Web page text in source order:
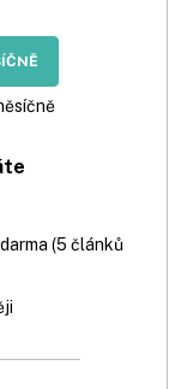
(5 článků